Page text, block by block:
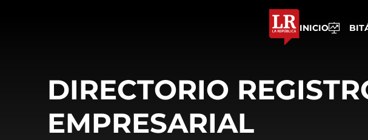
INICIO
DIRECTORIO
EMPRESARIAL